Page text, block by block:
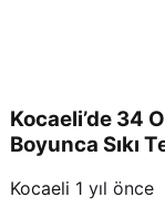
Kocaeli’de 34
Boyunca Sıkı
Kocaeli 1 yıl önce